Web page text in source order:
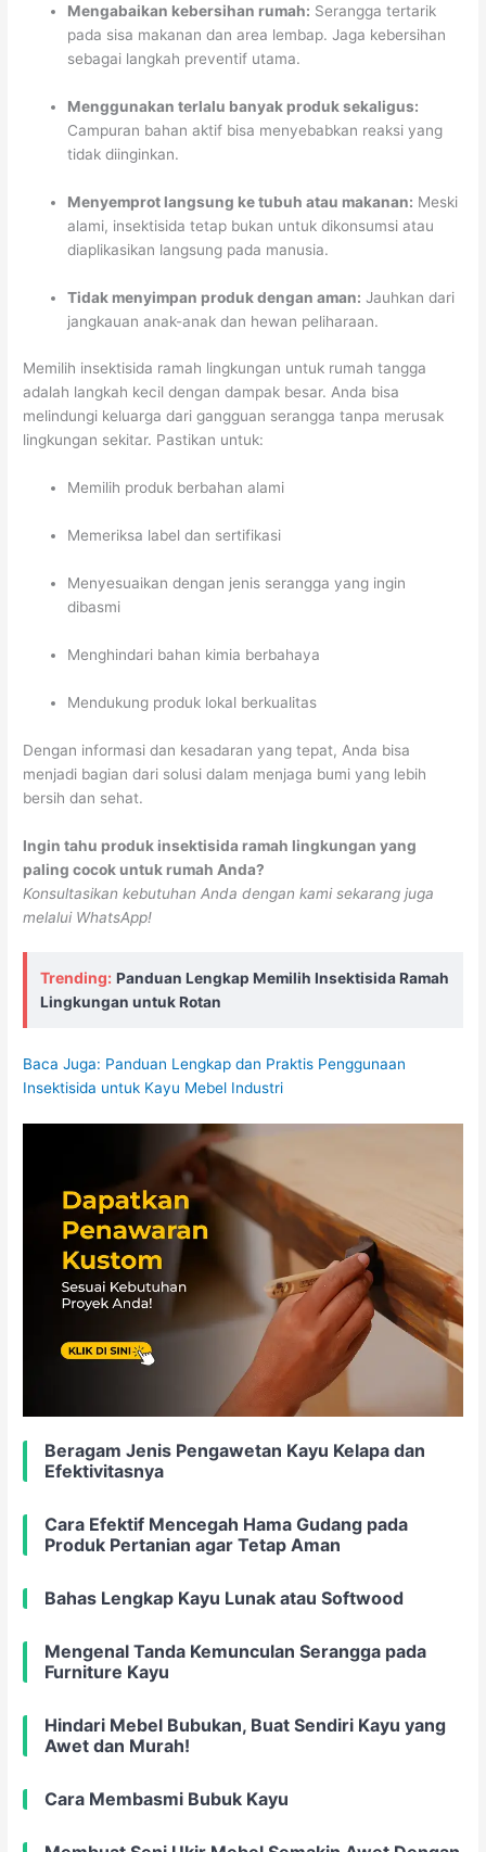
Mengabaikan kebersihan rumah: Serangga tertarik
pada sisa makanan dan area lembap. Jaga kebersihan
sebagai langkah preventif utama.
Menggunakan terlalu banyak produk sekaligus:
Campuran bahan aktif bisa menyebabkan reaksi yang
tidak diinginkan.
Menyemprot langsung ke tubuh atau makanan: Meski
alami, insektisida tetap bukan untuk dikonsumsi atau
diaplikasikan langsung pada manusia.
Tidak menyimpan produk dengan aman: Jauhkan dari
jangkauan anak-anak dan hewan peliharaan.
Memilih insektisida ramah lingkungan untuk rumah tangga
adalah langkah kecil dengan dampak besar. Anda bisa
melindungi keluarga dari gangguan serangga tanpa merusak
lingkungan sekitar. Pastikan untuk:
Memilih produk berbahan alami
Memeriksa label dan sertifikasi
Menyesuaikan dengan jenis serangga yang ingin
dibasmi
Menghindari bahan kimia berbahaya
Mendukung produk lokal berkualitas
Dengan informasi dan kesadaran yang tepat, Anda bisa
menjadi bagian dari solusi dalam menjaga bumi yang lebih
bersih dan sehat.
Ingin tahu produk insektisida ramah lingkungan yang
paling cocok untuk rumah Anda?
Konsultasikan kebutuhan Anda dengan kami sekarang juga
melalui WhatsApp!
Trending: Panduan Lengkap Memilih Insektisida Ramah
Lingkungan untuk Rotan
Baca Juga: Panduan Lengkap dan Praktis Penggunaan
Insektisida untuk Kayu Mebel Industri
Beragam Jenis Pengawetan Kayu Kelapa dan
Efektivitasnya
Cara Efektif Mencegah Hama Gudang pada
Produk Pertanian agar Tetap Aman
Bahas Lengkap Kayu Lunak atau Softwood
Mengenal Tanda Kemunculan Serangga pada
Furniture Kayu
Hindari Mebel Bubukan, Buat Sendiri Kayu yang
Awet dan Murah!
Cara Membasmi Bubuk Kayu